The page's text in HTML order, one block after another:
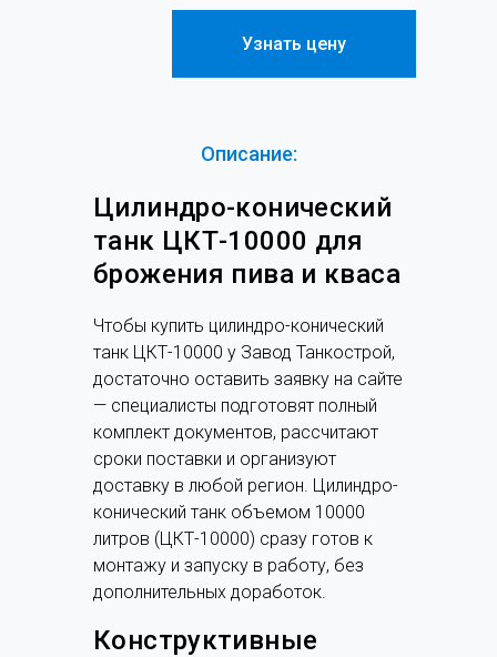
Цилиндро-конический танк 10000
литров фото
Узнать цену
Цилиндро-конический
танк ЦКТ-10000 для
брожения пива и кваса
Конструктивные
Описание:
Чтобы купить цилиндро-конический
танк ЦКТ-10000 у Завод Танкострой,
достаточно оставить заявку на сайте
— специалисты подготовят полный
комплект документов, рассчитают
сроки поставки и организуют
доставку в любой регион. Цилиндро-
конический танк объемом 10000
литров (ЦКТ-10000) сразу готов к
монтажу и запуску в работу, без
дополнительных доработок.